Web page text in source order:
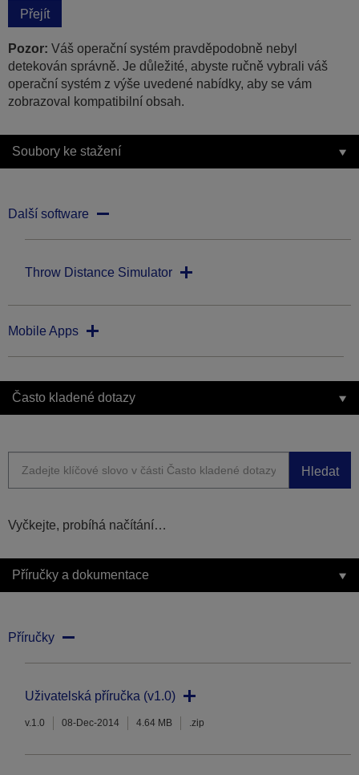
Přejít
Pozor: Váš operační systém pravděpodobně nebyl
detekován správně. Je důležité, abyste ručně vybrali váš
operační systém z výše uvedené nabídky, aby se vám
zobrazoval kompatibilní obsah.
Soubory ke stažení
Další software
Throw Distance Simulator
Mobile Apps
Často kladené dotazy
Hledat
Vyčkejte, probíhá načítání…
Příručky a dokumentace
Příručky
Uživatelská příručka (v1.0)
v.1.0 08-Dec-2014 4.64 MB .zip